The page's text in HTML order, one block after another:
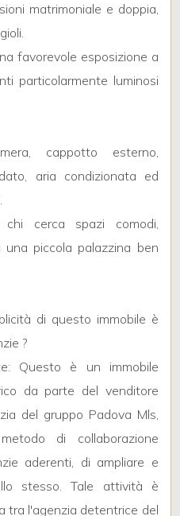
matrimoniale e doppia,
favorevole esposizione a
particolarmente luminosi
cappotto esterno,
aria condizionata ed
cerca spazi comodi,
piccola palazzina ben
di questo immobile è
?
Questo è un immobile
da parte del venditore
del gruppo Padova Mls,
di collaborazione
aderenti, di ampliare e
stesso. Tale attività è
tra l'agenzia detentrice del